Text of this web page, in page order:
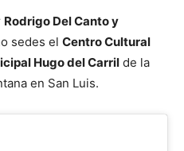
Rodrigo Del Canto y
sedes el Centro Cultural
Hugo del Carril de la
en San Luis.